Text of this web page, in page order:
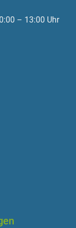
– 13:00 Uhr